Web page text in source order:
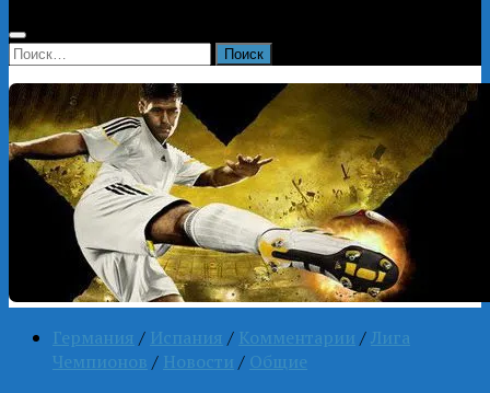
Найти:
Германия / Испания / Комментарии /Лига
Чемпионов / Новости / Общие